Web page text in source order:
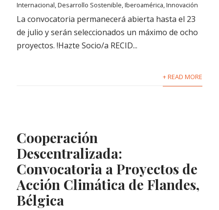
Internacional ,Desarrollo Sostenible ,Iberoamérica ,Innovación
La convocatoria permanecerá abierta hasta el 23
de julio y serán seleccionados un máximo de ocho
proyectos. !Hazte Socio/a RECID...
+ READ MORE
Cooperación
Descentralizada:
Convocatoria a Proyectos de
Acción Climática de Flandes,
Bélgica